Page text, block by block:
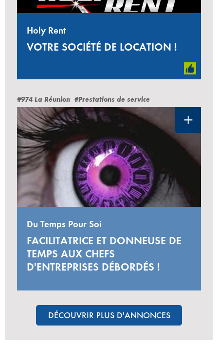
Holy Rent
VOTRE SOCIÉTÉ DE LOCATION !
#974 La Réunion #Prestations de service
Du Temps Pour Soi
FACILITATRICE ET DONNEUSE DE
TEMPS AUX CHEFS
D'ENTREPRISES DÉBORDÉS !
DÉCOUVRIR PLUS D'ANNONCES